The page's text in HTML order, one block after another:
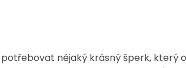
nějaký krásný šperk, který